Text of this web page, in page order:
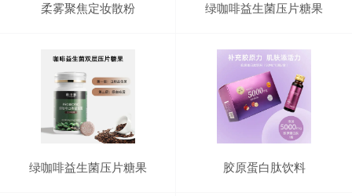
柔雾聚焦定妆散粉 绿咖啡益生菌压片糖果
绿咖啡益生菌压片糖果 胶原蛋白肽饮料